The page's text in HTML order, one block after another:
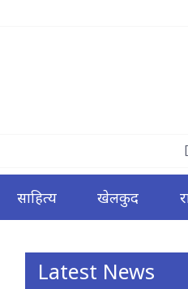
साहित्य खेलकुद
Latest News